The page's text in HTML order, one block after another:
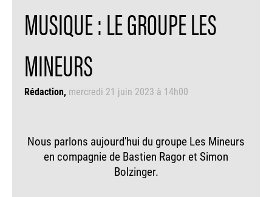
MUSIQUE : LE GROUPE LES
MINEURS
Rédaction mercredi 21 juin 2023 à 14h00
Nous parlons aujourd'hui du groupe Les Mineurs
en compagnie de Bastien Ragor et Simon
Bolzinger.